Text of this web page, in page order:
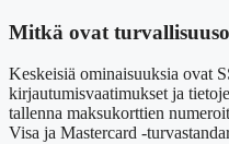
Mitkä ovat
Keskeisiä ominaisuuksia ovat
kirjautumisvaatimukset ja
tallenna maksukorttien
Visa ja Mastercard -